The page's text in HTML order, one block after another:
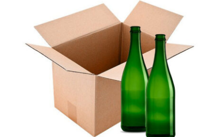
AJOUTER AU PANIER
DÉTAILS